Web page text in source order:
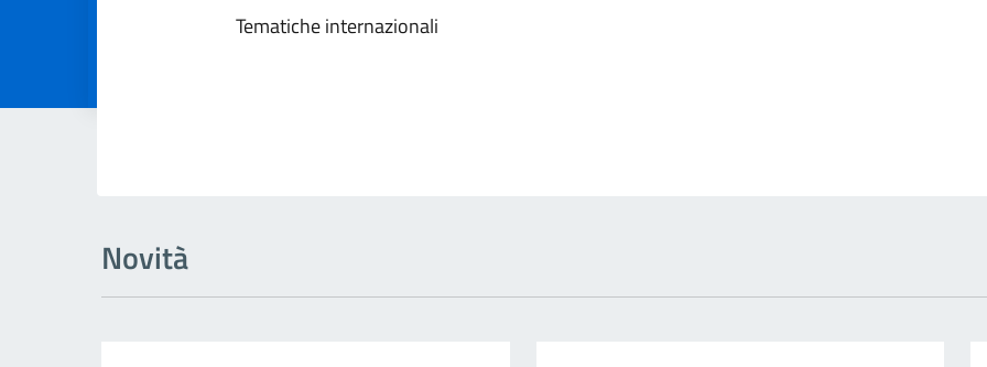
Dettagli dell'argomento
Tematiche internazionali
Novità